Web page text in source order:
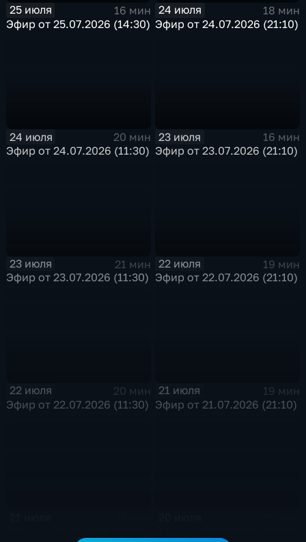
25 июля
16 мин
Эфир от 25.07.2026 (14:30)
24 июля
18 мин
Эфир от 24.07.2026 (21:10)
24 июля
20 мин
Эфир от 24.07.2026 (11:30)
23 июля
16 мин
Эфир от 23.07.2026 (21:10)
23 июля
21 мин
Эфир от 23.07.2026 (11:30)
22 июля
19 мин
Эфир от 22.07.2026 (21:10)
22 июля
20 мин
Эфир от 22.07.2026 (11:30)
21 июля
19 мин
Эфир от 21.07.2026 (21:10)